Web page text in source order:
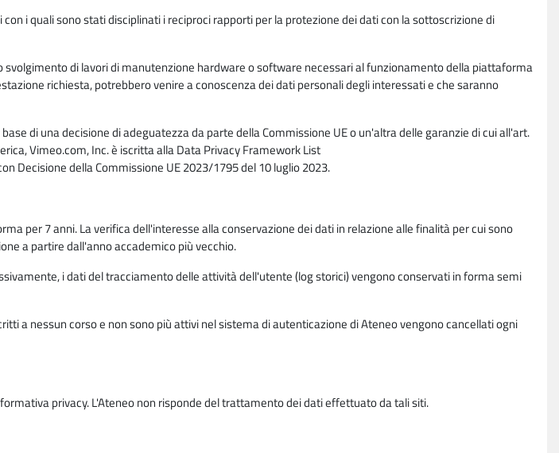
i quali sono stati disciplinati i reciproci rapporti per la protezione dei dati con la sottoscrizione di
di lavori di manutenzione hardware o software necessari al funzionamento della piattaforma
richiesta, potrebbero venire a conoscenza dei dati personali degli interessati e che saranno
di una decisione di adeguatezza da parte della Commissione UE o un'altra delle garanzie di cui all'art.
Vimeo.com, Inc. è iscritta alla Data Privacy Framework List
Decisione della Commissione UE 2023/1795 del 10 luglio 2023.
per 7 anni. La verifica dell'interesse alla conservazione dei dati in relazione alle finalità per cui sono
a partire dall'anno accademico più vecchio.
i dati del tracciamento delle attività dell'utente (log storici) vengono conservati in forma semi
a nessun corso e non sono più attivi nel sistema di autenticazione di Ateneo vengono cancellati ogni
privacy. L'Ateneo non risponde del trattamento dei dati effettuato da tali siti.